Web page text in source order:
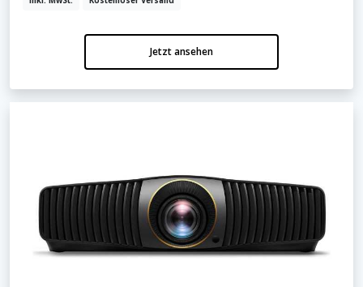
Jetzt ansehen